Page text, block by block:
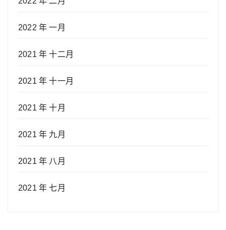
2022 年 一月
2021 年 十二月
2021 年 十一月
2021 年 十月
2021 年 九月
2021 年 八月
2021 年 七月